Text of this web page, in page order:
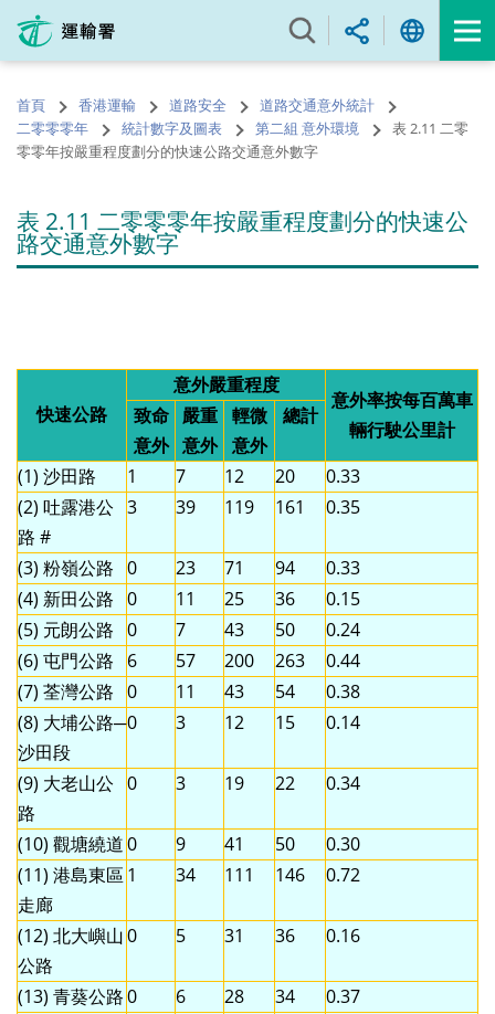
內
的
開
始
首頁 香港運輸 道路安全
道路交通意外統計
二零零零年
統計數字及圖表 第二組 意外環境
表 2.11 二零
零零年按嚴重程度劃分的快速公路交通意外數字
表 2.11 二零零零年按嚴重程度劃分的快速公
路交通意外數字
快速公路
意外嚴重程度
意外率按每百萬車
輛行駛公里計
致命
意外
嚴重
意外
輕微
意外
總計
(1) 沙田路 1 7 12 20
0.33
(2) 吐露港公
路 #
3 39 119 161 0.35
(3) 粉嶺公路 0 23 71 94
0.33
(4) 新田公路 0 11 25 36
0.15
(5) 元朗公路 0 7 43 50
0.24
(6) 屯門公路
6 57 200 263
0.44
(7) 荃灣公路 0 11 43 54
0.38
(8) 大埔公路─
沙田段
0 3 12 15 0.14
(9) 大老山公
路
0 3 19 22 0.34
(10) 觀塘繞道0 9 41 50
0.30
(11) 港島東區
走廊
1 34 111 146 0.72
(12) 北大嶼山
公路
0 5 31 36 0.16
(13) 青葵公路0 6 28 34
0.37